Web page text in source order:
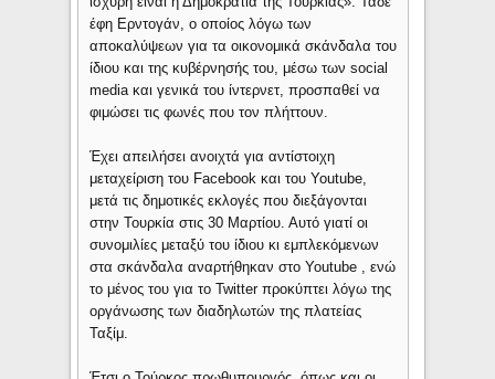
έφη Ερντογάν, ο οποίος λόγω των
αποκαλύψεων για τα οικονομικά σκάνδαλα του
ίδιου και της κυβέρνησής του, μέσω των social
media και γενικά του ίντερνετ, προσπαθεί να
φιμώσει τις φωνές που τον πλήττουν.
Έχει απειλήσει ανοιχτά για αντίστοιχη
μεταχείριση του Facebook και του Youtube,
μετά τις δημοτικές εκλογές που διεξάγονται
στην Τουρκία στις 30 Μαρτίου. Αυτό γιατί οι
συνομιλίες μεταξύ του ίδιου κι εμπλεκόμενων
στα σκάνδαλα αναρτήθηκαν στο Youtube , ενώ
το μένος του για το Twitter προκύπτει λόγω της
οργάνωσης των διαδηλωτών της πλατείας
Ταξίμ.